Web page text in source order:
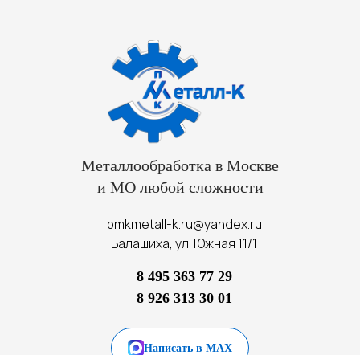
Металлообработка в Москве
и МО любой сложности
pmkmetall-k.ru@yandex.ru
Балашиха, ул. Южная 11/1
8 495 363 77 29
8 926 313 30 01
Написать в MAX